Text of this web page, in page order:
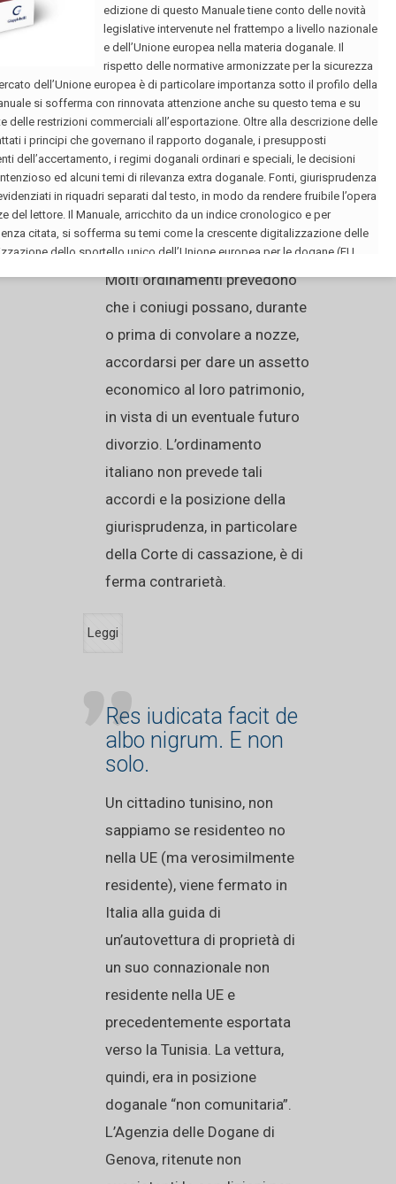
inoltre, è ancor più significativa
poiché riguarda la
rappresentanza in dogana.
Leggi
Gli accordi
prematrimoniali o in
vista del divorzio
Molti ordinamenti prevedono
che i coniugi possano, durante
o prima di convolare a nozze,
accordarsi per dare un assetto
economico al loro patrimonio,
in vista di un eventuale futuro
divorzio. L’ordinamento
italiano non prevede tali
accordi e la posizione della
giurisprudenza, in particolare
della Corte di cassazione, è di
ferma contrarietà.
Leggi
Res iudicata facit de
albo nigrum. E non
solo.
Un cittadino tunisino, non
sappiamo se residenteo no
nella UE (ma verosimilmente
residente), viene fermato in
Italia alla guida di
un’autovettura di proprietà di
un suo connazionale non
residente nella UE e
precedentemente esportata
verso la Tunisia. La vettura,
quindi, era in posizione
doganale “non comunitaria”.
L’Agenzia delle Dogane di
Genova, ritenute non